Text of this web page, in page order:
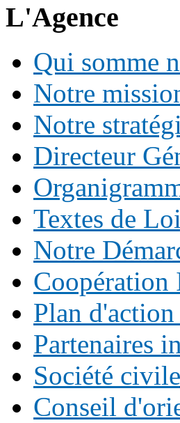
L'Agence
Qui somme
Notre
Notre
Directeur
Textes de Loi
Notre
Coopération
Plan
Partenaires
Société civile
Conseil